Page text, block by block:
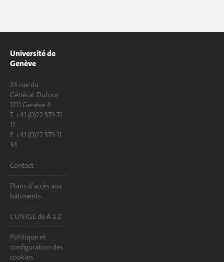
Université de
Genève
24 rue du
Général-Dufour
1211 Genève 4
T. +41 (0)22 379 71
11
F. +41 (0)22 379 11
34
Contact
Plans d'accès aux
bâtiments
L'UNIGE de A à Z
Politique et
configuration des
cookies